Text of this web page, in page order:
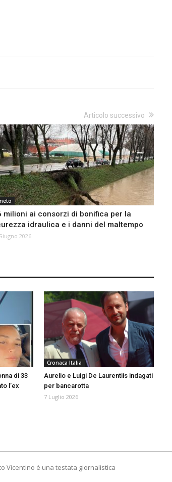
Articolo successivo
milioni ai consorzi di bonifica per la
idraulica e i danni del maltempo
2026
di 33
l’ex
Cronaca Italia
Aurelio e Luigi De Laurentiis indagati
per bancarotta
7 Luglio 2026
Vicentino è una testata giornalistica